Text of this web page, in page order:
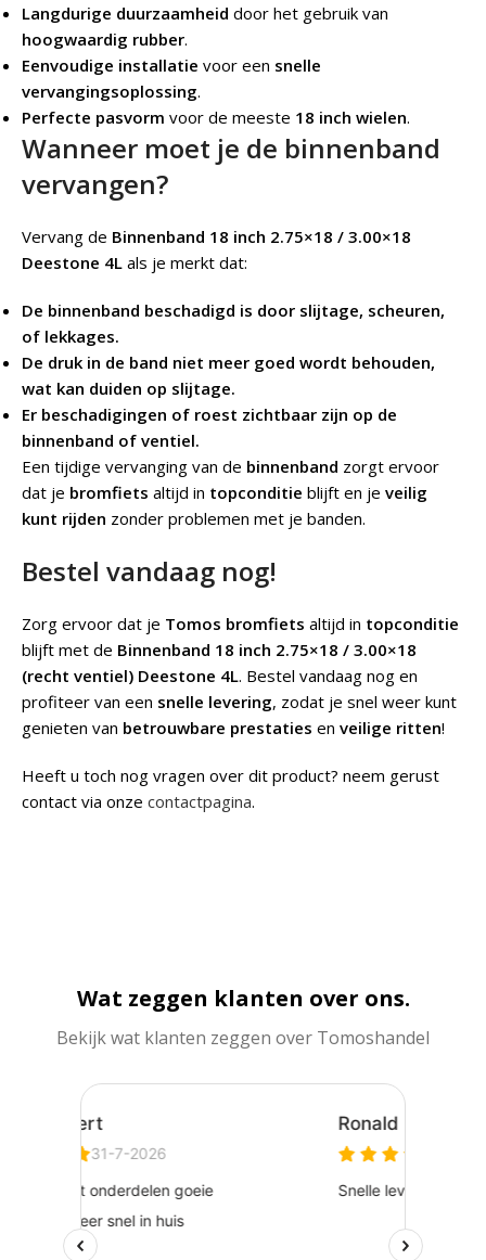
Langdurige duurzaamheid door het gebruik van
hoogwaardig rubber.
Eenvoudige installatie voor een snelle
vervangingsoplossing.
Perfecte pasvorm voor de meeste 18 inch wielen.
Wanneer moet je de binnenband
vervangen?
Vervang de Binnenband 18 inch 2.75×18 / 3.00×18
Deestone 4L als je merkt dat:
De binnenband beschadigd is door slijtage, scheuren,
of lekkages.
De druk in de band niet meer goed wordt behouden,
wat kan duiden op slijtage.
Er beschadigingen of roest zichtbaar zijn op de
binnenband of ventiel.
Een tijdige vervanging van de binnenband zorgt ervoor
dat je bromfiets altijd in topconditie blijft en je veilig
kunt rijden zonder problemen met je banden.
Bestel vandaag nog!
Zorg ervoor dat je Tomos bromfiets altijd in topconditie
blijft met de Binnenband 18 inch 2.75×18 / 3.00×18
(recht ventiel) Deestone 4L. Bestel vandaag nog en
profiteer van een snelle levering, zodat je snel weer kunt
genieten van betrouwbare prestaties en veilige ritten!
Heeft u toch nog vragen over dit product? neem gerust
contact via onze contactpagina.
Wat zeggen klanten over ons.
Bekijk wat klanten zeggen over Tomoshandel